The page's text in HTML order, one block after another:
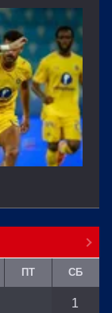
ПТ СБ
1